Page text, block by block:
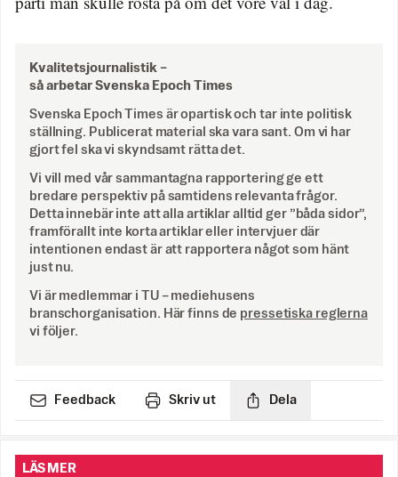
Kvalitetsjournalistik –
så arbetar Svenska Epoch Times
Svenska Epoch Times är opartisk och tar inte politisk
ställning. Publicerat material ska vara sant. Om vi har
gjort fel ska vi skyndsamt rätta det.
Vi vill med vår sammantagna rapportering ge ett
bredare perspektiv på samtidens relevanta frågor.
Detta innebär inte att alla artiklar alltid ger ”båda sidor”,
framförallt inte korta artiklar eller intervjuer där
intentionen endast är att rapportera något som hänt
just nu.
Vi är medlemmar i TU – mediehusens
branschorganisation. Här finns de pressetiska reglerna
vi följer.
Feedback Skriv ut Dela
LÄS MER